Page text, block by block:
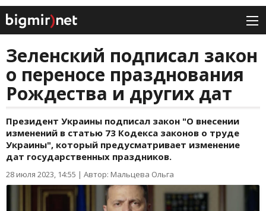
Зеленский подписал закон
о переносе празднования
Рождества и других дат
Президент Украины подписал закон "О внесении
изменений в статью 73 Кодекса законов о труде
Украины", который предусматривает изменение
дат государственных праздников.
28 июля 2023, 14:55 | Автор: Мальцева Ольга